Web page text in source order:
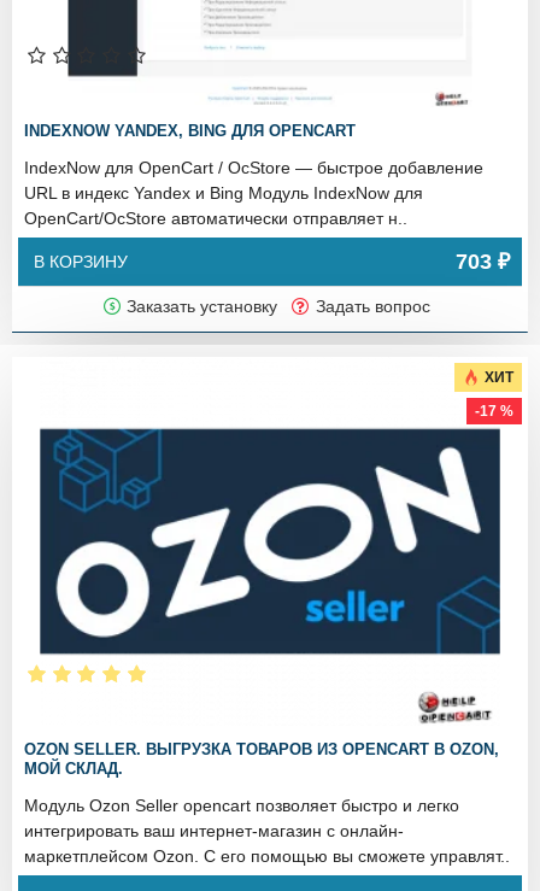
INDEXNOW YANDEX, BING ДЛЯ OPENCART
IndexNow для OpenCart / OcStore — быстрое добавление
URL в индекс Yandex и Bing Модуль IndexNow для
OpenCart/OcStore автоматически отправляет н..
В КОРЗИНУ 703 ₽
Заказать установку Задать вопрос
ХИТ
-17 %
OZON SELLER. ВЫГРУЗКА ТОВАРОВ ИЗ OPENCART В OZON,
МОЙ СКЛАД.
Модуль Ozon Seller opencart позволяет быстро и легко
интегрировать ваш интернет-магазин с онлайн-
маркетплейсом Ozon. С его помощью вы сможете управлят..